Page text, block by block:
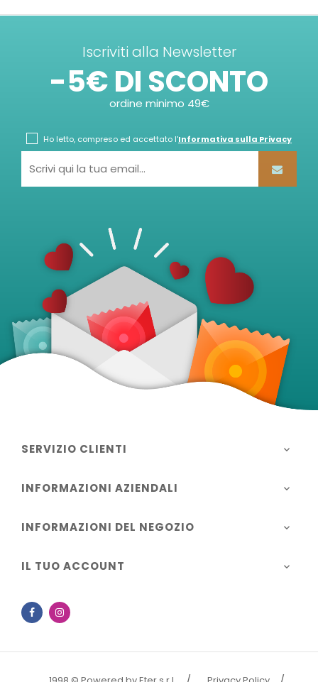
Iscriviti alla Newsletter
-5€ DI SCONTO
ordine minimo 49€
Ho letto, compreso ed accettato l'Informativa sulla Privacy
SERVIZIO CLIENTI 
INFORMAZIONI AZIENDALI 
INFORMAZIONI DEL NEGOZIO 
IL TUO ACCOUNT 
Facebook